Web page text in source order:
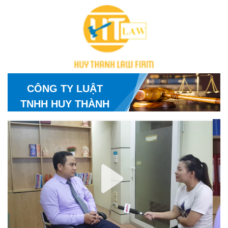
CÔNG TY LUẬT
TNHH HUY THÀNH